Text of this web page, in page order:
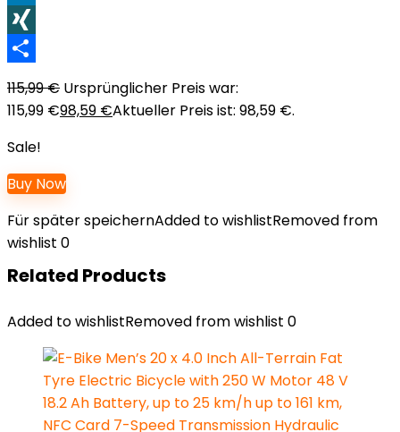
LinkedIn
XING
115,99€ Ursprünglicher Preis war:
115,99 €98,59 €Aktueller Preis ist: 98,59 €.
Sale!
Buy Now
Für später speichernAdded to wishlistRemoved from
wishlist 0
Related Products
Added to wishlistRemoved from wishlist 0